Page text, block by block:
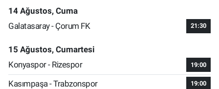
14 Ağustos, Cuma
Galatasaray - Çorum FK
21:30
15 Ağustos, Cumartesi
Konyaspor - Rizespor
19:00
Kasımpaşa - Trabzonspor 19:00